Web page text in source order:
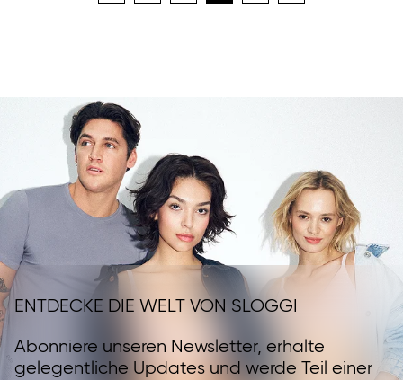
ENTDECKE DIE WELT VON SLOGGI
Abonniere unseren Newsletter, erhalte
gelegentliche Updates und werde Teil einer